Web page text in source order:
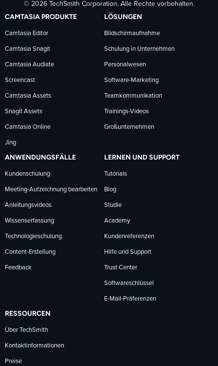
auf
Facebook
folgen
auf
LinkedIn
folgen
auf
YouTube
folgen
© 2026 TechSmith Corporation. Alle Rechte vorbehalten.
CAMTASIA PRODUKTE
Camtasia Editor
Camtasia Snagit
Camtasia Audiate
Screencast
Camtasia Assets
Snagit Assets
Camtasia Online
Jing
LÖSUNGEN
Bildschirmaufnahme
Schulung in Unternehmen
Personalwesen
Software-Marketing
Teamkommunikation
Trainings-Videos
Großunternehmen
ANWENDUNGSFÄLLE
Kundenschulung
Meeting-Aufzeichnung bearbeiten
Anleitungsvideos
Wissenserfassung
Technologieschulung
Content-Erstellung
Feedback
LERNEN UND SUPPORT
Tutorials
Blog
Studie
Academy
Kundenreferenzen
Hilfe und Support
Trust Center
Softwareschlüssel
E-Mail-Präferenzen
RESSOURCEN
Über TechSmith
Kontaktinformationen
Preise